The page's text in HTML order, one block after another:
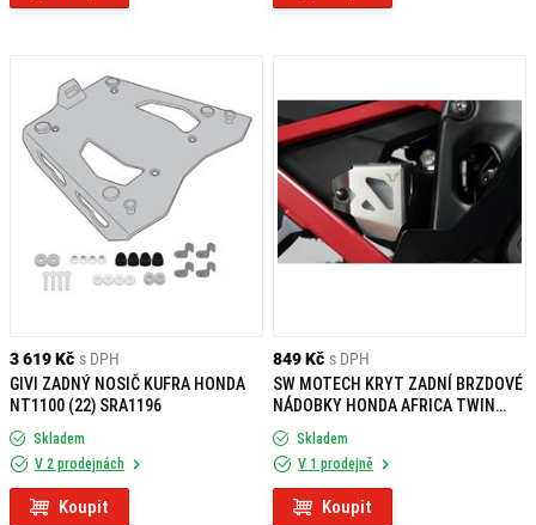
3 619 Kč s DPH
GIVI ZADNÝ NOSIČ KUFRA HONDA
NT1100 (22) SRA1196
Skladem
V 2 prodejnách
Koupit
849 Kč s DPH
SW MOTECH KRYT ZADNÍ BRZDOVÉ
NÁDOBKY HONDA AFRICA TWIN
ADVENTURE SPORTS 18-
Skladem
V 1 prodejně
Koupit